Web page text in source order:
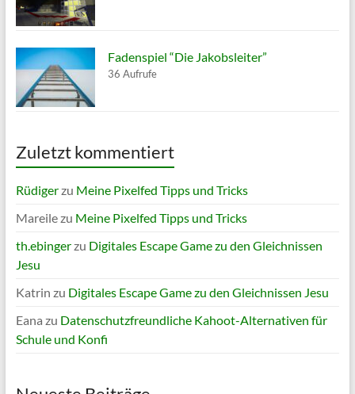
Fadenspiel “Die Jakobsleiter”
36 Aufrufe
Zuletzt kommentiert
Rüdigerzu Meine Pixelfed Tipps und Tricks
Mareilezu Meine Pixelfed Tipps und Tricks
th.ebingerzu Digitales Escape Game zu den Gleichnissen
Jesu
Katrin zu Digitales Escape Game zu den Gleichnissen Jesu
Eana zu Datenschutzfreundliche Kahoot-Alternativen für
Schule und Konfi